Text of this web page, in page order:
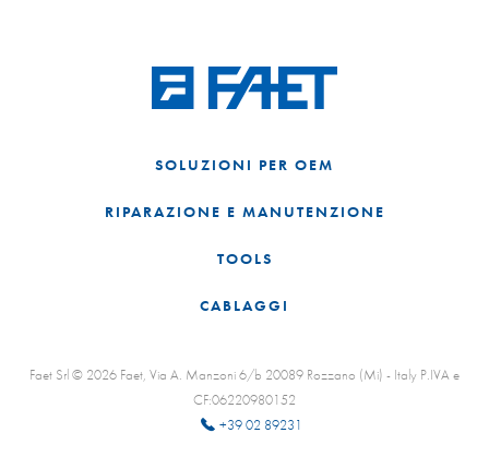
SOLUZIONI PER OEM
RIPARAZIONE E MANUTENZIONE
TOOLS
CABLAGGI
Faet Srl © 2026 Faet, Via A. Manzoni 6/b 20089 Rozzano (Mi) - Italy P.IVA e
CF:06220980152
+39 02 89231